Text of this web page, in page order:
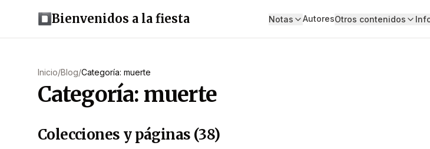
Bienvenidos a la fiesta Notas AutoresOtros contenidos
Inicio/Blog/Categoría: muerte
Categoría: muerte
Colecciones y páginas (38)